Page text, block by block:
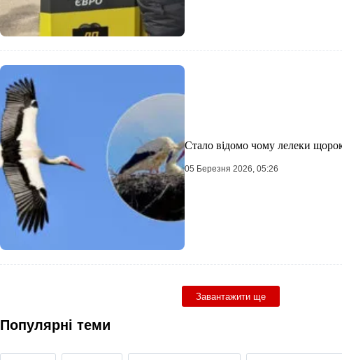
Стало відомо чому лелеки
05 Березня 2026, 05:26
Завантажити ще
Популярні теми